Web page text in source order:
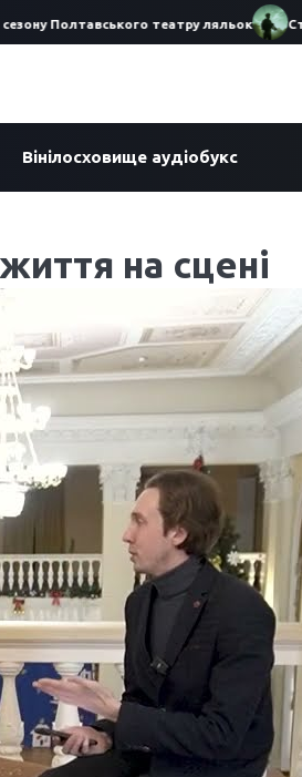
Полтавського театру ляльок Стань
Вінілосховище аудіобукс
на сцені